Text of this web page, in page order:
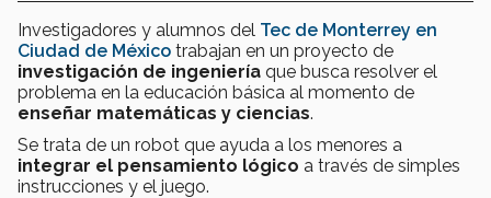
Investigadores y alumnos del Tec de Monterrey en
Ciudad de México trabajan en un proyecto de
investigación de ingeniería que busca resolver el
problema en la educación básica al momento de
enseñar matemáticas y ciencias.
Se trata de un robot que ayuda a los menores a
integrar el pensamiento lógico a través de simples
instrucciones y el juego.